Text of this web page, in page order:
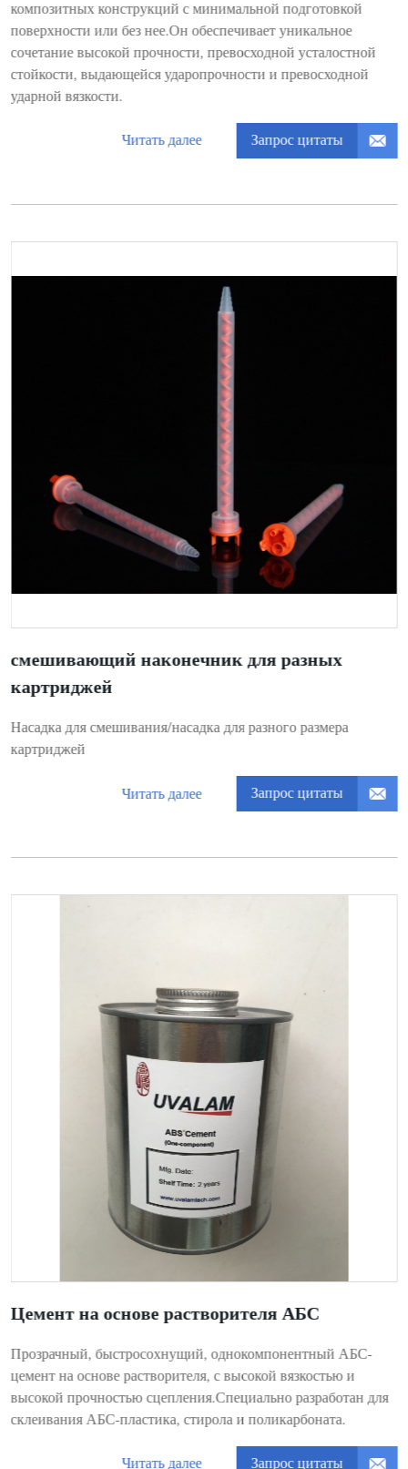
композитных конструкций с минимальной подготовкой
поверхности или без нее.Он обеспечивает уникальное
сочетание высокой прочности, превосходной усталостной
стойкости, выдающейся ударопрочности и превосходной
ударной вязкости.
Читать далее Запрос цитаты
смешивающий наконечник для разных
картриджей
Насадка для смешивания/насадка для разного размера
картриджей
Читать далее Запрос цитаты
Цемент на основе растворителя АБС
Прозрачный, быстросохнущий, однокомпонентный АБС-
цемент на основе растворителя, с высокой вязкостью и
высокой прочностью сцепления.Специально разработан для
склеивания АБС-пластика, стирола и поликарбоната.
Читать далее Запрос цитаты